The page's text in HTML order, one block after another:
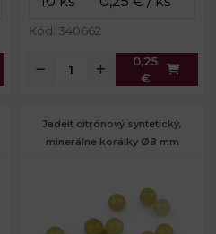
Kód: 340662
0,25
€
Jadeit citrónový syntetický,
minerálne korálky Ø8 mm